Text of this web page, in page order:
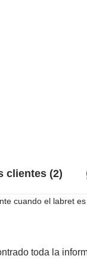
clientes (2)
cuando el labret
toda la